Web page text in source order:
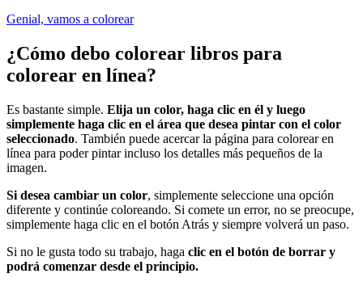
Genial, vamos a colorear
¿Cómo debo colorear libros para
colorear en línea?
Es bastante simple. Elija un color, haga clic en él y luego
simplemente haga clic en el área que desea pintar con el color
seleccionado. También puede acercar la página para colorear en
línea para poder pintar incluso los detalles más pequeños de la
imagen.
Si desea cambiar un color, simplemente seleccione una opción
diferente y continúe coloreando. Si comete un error, no se preocupe,
simplemente haga clic en el botón Atrás y siempre volverá un paso.
Si no le gusta todo su trabajo, haga clic en el botón de borrar y
podrá comenzar desde el principio.